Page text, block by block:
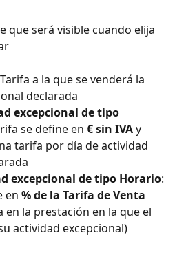
que será visible cuando elija
a la que se venderá la
declarada
excepcional de tipo
se define en € sin IVA y
tarifa por día de actividad
excepcional de tipo Horario:
en % de la Tarifa de Venta
en la prestación en la que el
actividad excepcional)